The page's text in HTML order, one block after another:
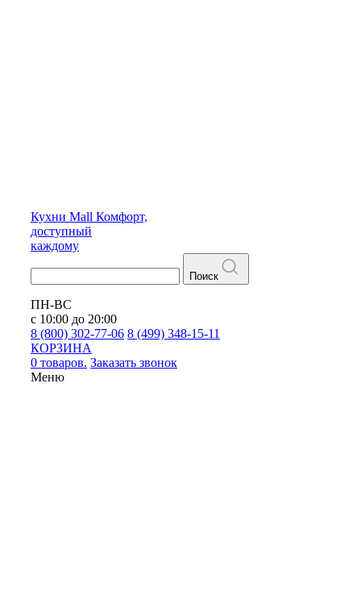
Кухни Mall Комфорт,
доступный
каждому
Поиск
ПН-ВС
с 10:00 до 20:00
8 (800) 302-77-06 8 (499) 348-15-11
КОРЗИНА
0 товаров. Заказать звонок
Меню